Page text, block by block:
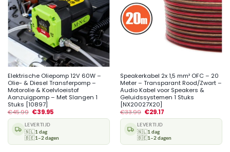
Elektrische Oliepomp 12V 60W –
Olie- & Diesel Transferpomp –
Motorolie & Koelvloeistof
Aanzuigpomp – Met Slangen 1
Stuks [10897]
€45.99 €39.95
LEVERTIJD
🇳🇱1 dag
🇧🇪1–2 dagen
Speakerkabel 2x 1,5 mm² OFC – 20
Meter – Transparant Rood/Zwart –
Audio Kabel voor Speakers &
Geluidssystemen 1 Stuks
[NX20027X20]
€33.99 €29.17
LEVERTIJD
🇳🇱1 dag
🇧🇪1–2 dagen